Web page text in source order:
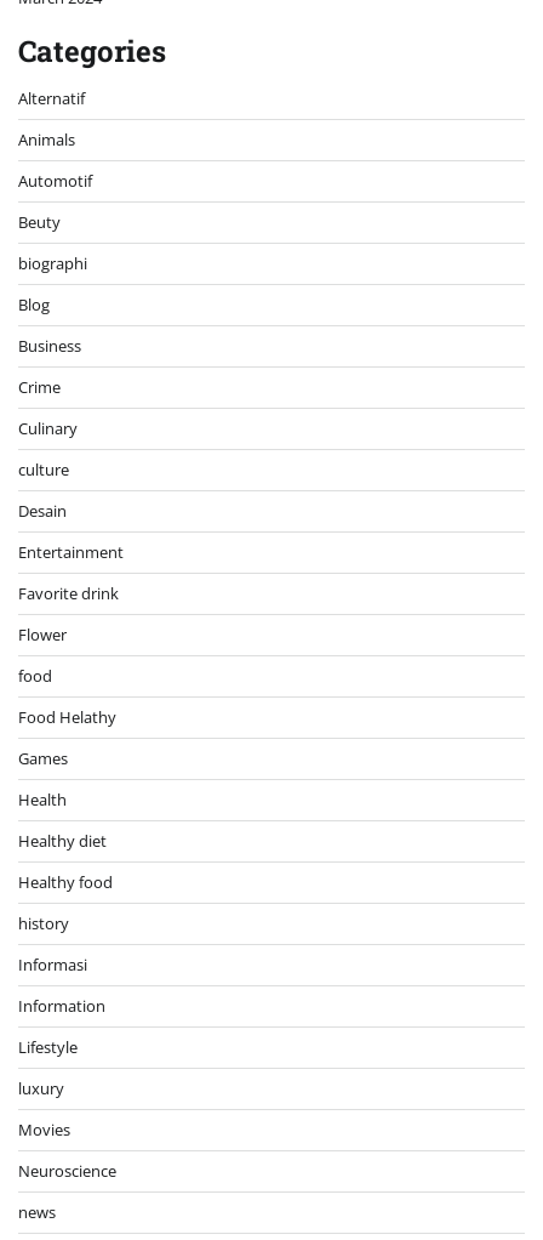
Categories
Alternatif
Animals
Automotif
Beuty
biographi
Blog
Business
Crime
Culinary
culture
Desain
Entertainment
Favorite drink
Flower
food
Food Helathy
Games
Health
Healthy diet
Healthy food
history
Informasi
Information
Lifestyle
luxury
Movies
Neuroscience
news